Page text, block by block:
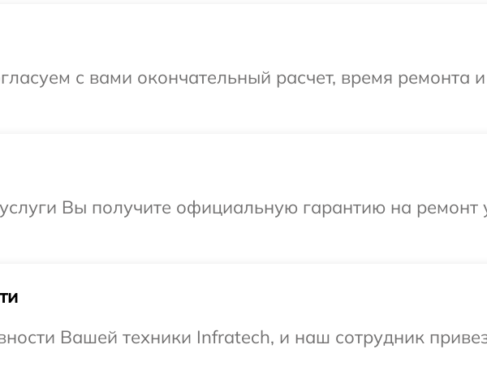
с вами окончательный расчет, время ремонта
Вы получите официальную гарантию на ремонт
Вашей техники Infratech, и наш сотрудник